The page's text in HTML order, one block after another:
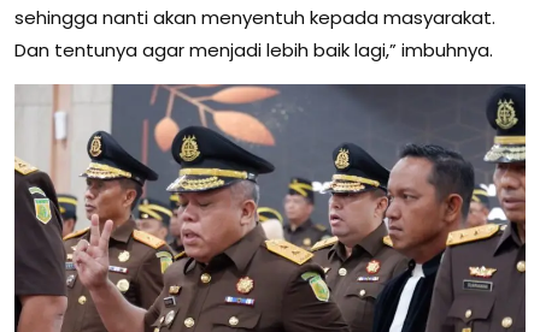
sehingga nanti akan menyentuh kepada masyarakat.
Dan tentunya agar menjadi lebih baik lagi,” imbuhnya.